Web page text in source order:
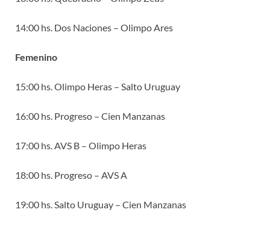
14:00 hs. Dos Naciones – Olimpo Ares
Femenino
15:00 hs. Olimpo Heras – Salto Uruguay
16:00 hs. Progreso – Cien Manzanas
17:00 hs. AVS B – Olimpo Heras
18:00 hs. Progreso – AVS A
19:00 hs. Salto Uruguay – Cien Manzanas